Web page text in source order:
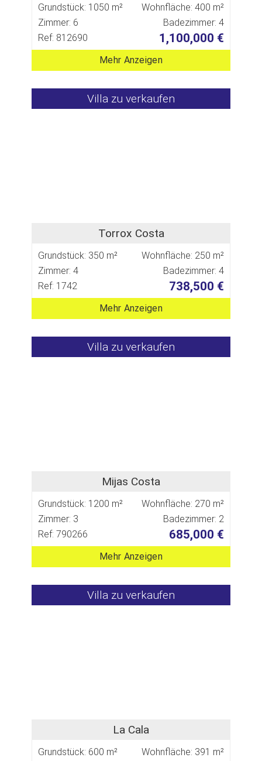
Grundstück: 1050 m²
Wohnfläche: 400 m²
Zimmer: 6
Badezimmer: 4
Ref: 812690
1,100,000 €
Mehr Anzeigen
Villa zu verkaufen
Torrox Costa
Grundstück: 350 m²
Wohnfläche: 250 m²
Zimmer: 4
Badezimmer: 4
Ref: 1742
738,500 €
Mehr Anzeigen
Villa zu verkaufen
Mijas Costa
Grundstück: 1200 m²
Wohnfläche: 270 m²
Zimmer: 3
Badezimmer: 2
Ref: 790266
685,000 €
Mehr Anzeigen
Villa zu verkaufen
La Cala
Grundstück: 600 m²
Wohnfläche: 391 m²